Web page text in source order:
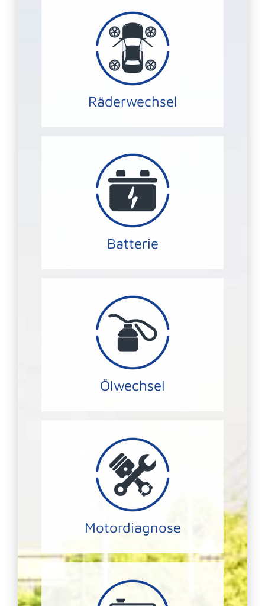
Räderwechsel
RÄDERWECHSEL
Durch Räderwechsel werden die
Reifen gleichmäßiger abgefahren,
was Ihnen zu mehr Fahrsicherheit
verhilft.
Batterie
Wir stellen sicher das Ihre
Bordelektronik mit Energie versorgt
wird.
Ölwechsel
ÖL-SERVICE
Regelmäßige Öl-Wechsel erhöhen
die Lebensdauer Ihres Motors – mit
UNS läuft Ihr Motor wie geschmiert.
Motordiagnose
Wir lesen Ihr Fahrzeug mittels
speziellen Diagnosegeräten aus um
Fehler zu identifizieren.
Nicht mit UNSEREM Klima-Service.